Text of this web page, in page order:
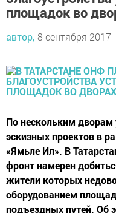
площадок во
автор, 8 сентября 2017
По нескольким
эскизных проектов в
«Ямьле Ил». В
фронт намерен
жители которых
оборудованием
подъездных путей. Об